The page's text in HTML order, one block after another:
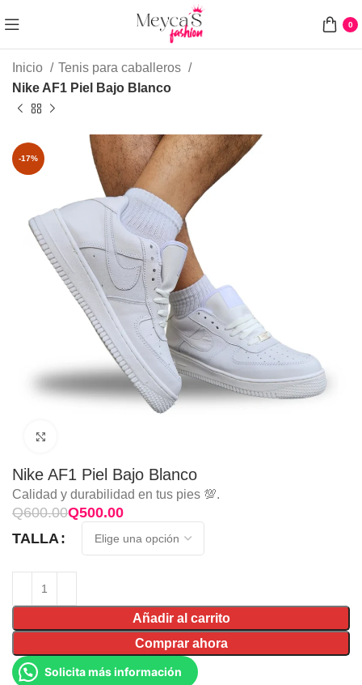
0
Inicio
Tenis para caballeros
Nike AF1 Piel Bajo Blanco
-17%
Nike AF1 Piel Bajo Blanco
Calidad y durabilidad en tus pies 💯.
Q600.00Q500.00
TALLA
Añadir al carrito
Comprar ahora
Solicita más información